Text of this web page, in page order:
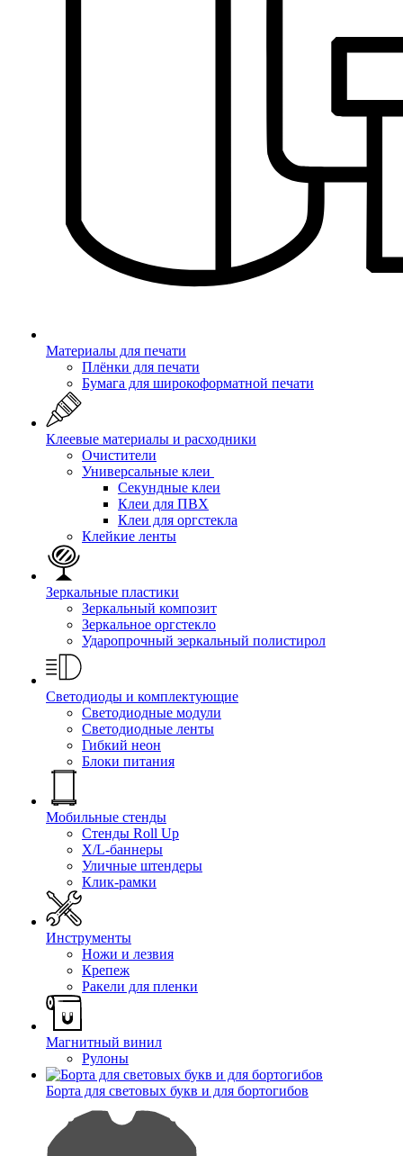
Материалы для печати
Плёнки для печати
Бумага для широкоформатной печати
Клеевые материалы и расходники
Очистители
Универсальные клеи
Секундные клеи
Клеи для ПВХ
Клеи для оргстекла
Клейкие ленты
Зеркальные пластики
Зеркальный композит
Зеркальное оргстекло
Ударопрочный зеркальный полистирол
Светодиоды и комплектующие
Светодиодные модули
Светодиодные ленты
Гибкий неон
Блоки питания
Мобильные стенды
Стенды Roll Up
X/L-баннеры
Уличные штендеры
Клик-рамки
Инструменты
Ножи и лезвия
Крепеж
Ракели для пленки
Магнитный винил
Рулоны
Борта для световых букв и для бортогибов